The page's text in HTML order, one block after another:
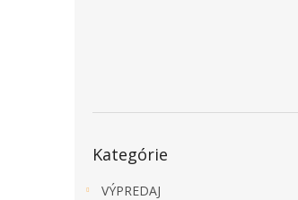
kategórie
Kategórie
VÝPREDAJ